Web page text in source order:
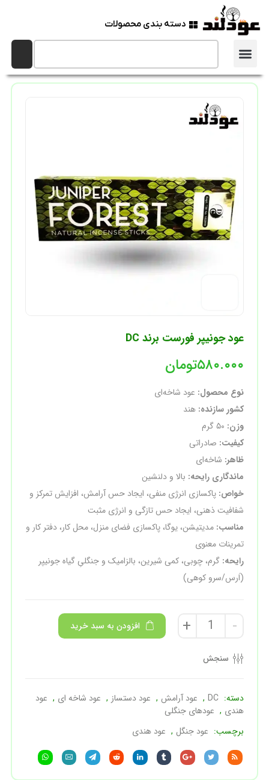
دسته بندی محصولات
عود جونیپر فورست برند DC
تومان۵۸۰.۰۰۰
نوع محصول: عود شاخه‌ای
کشور سازنده: هند
وزن:
کیفیت: صادراتی
ظاهر: شاخه‌ای
ماندگاری رایحه: بالا و دلنشین
خواص: پاکسازی انرژی منفی، ایجاد حس آرامش، افزایش تمرکز و
شفافیت ذهنی، ایجاد حس تازگی و انرژی مثبت
مناسب: مدیتیشن، یوگا، پاکسازی فضای منزل، محل کار، دفتر کار و
تمرینات معنوی
رایحه: گرم، چوبی، کمی شیرین، بالزامیک و جنگلیِ گیاه جونیپر
(اَرس/سرو کوهی)
-
+ افزودن به سبد خرید
سنجش
دسته: DC
, عود آرامش , عود دستساز , عود شاخه ای , عود
هندی , عودهای جنگلی
برچسب: عود جنگل , عود هندی